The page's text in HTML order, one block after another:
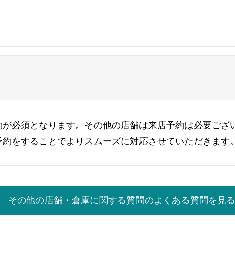
必須となります。その他の店舗は来店予約は必要ご
をすることでよりスムーズに対応させていただきます
その他の店舗・倉庫に関する質問のよくある質問を見る